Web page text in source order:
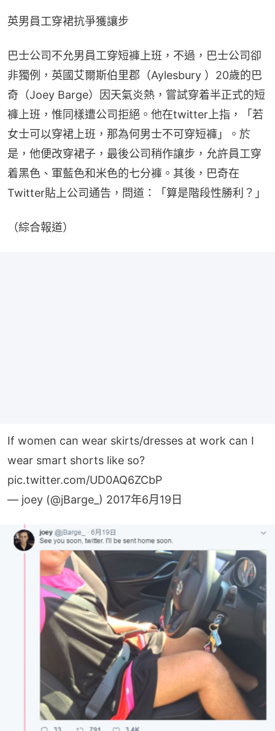
英男員工穿裙抗爭獲讓步
巴士公司不允男員工穿短褲上班，不過，巴士公司卻
非獨例，英國艾爾斯伯里郡（Aylesbury ）20歲的巴
奇（Joey Barge）因天氣炎熱，嘗試穿着半正式的短
褲上班，惟同樣遭公司拒絕。他在twitter上指，「若
女士可以穿裙上班，那為何男士不可穿短褲」。於
是，他便改穿裙子，最後公司稍作讓步，允許員工穿
着黑色、軍藍色和米色的七分褲。其後，巴奇在
Twitter貼上公司通告，問道：「算是階段性勝利？」
（綜合報道）
If women can wear skirts/dresses at work can I
wear smart shorts like so?
pic.twitter.com/UD0AQ6ZCbP
— joey (@jBarge_) 2017年6月19日